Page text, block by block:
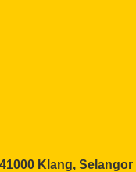
Klang, Selangor